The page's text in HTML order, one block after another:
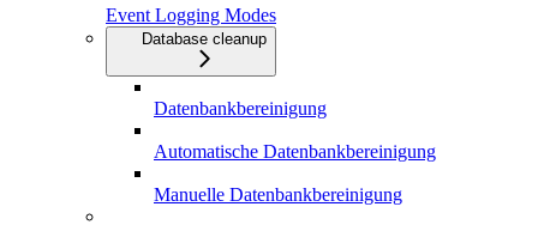
Event Logging Modes
Database cleanup
Datenbankbereinigung
Automatische Datenbankbereinigung
Manuelle Datenbankbereinigung